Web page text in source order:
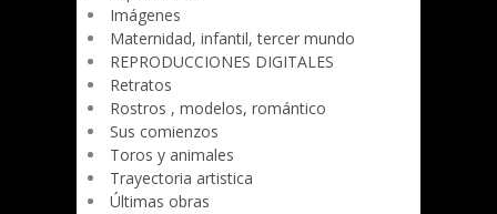
Imágenes
Maternidad, infantil, tercer mundo
REPRODUCCIONES DIGITALES
Retratos
Rostros , modelos, romántico
Sus comienzos
Toros y animales
Trayectoria artistica
Últimas obras